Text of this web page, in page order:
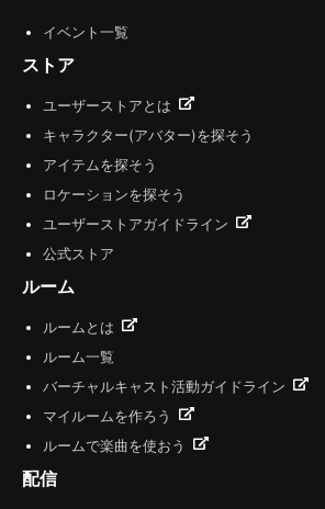
イベント一覧
ストア
ユーザーストアとは
キャラクター(アバター)を探そう
アイテムを探そう
ロケーションを探そう
ユーザーストアガイドライン
公式ストア
ルーム
ルームとは
ルーム一覧
バーチャルキャスト活動ガイドライン
マイルームを作ろう
ルームで楽曲を使おう
配信